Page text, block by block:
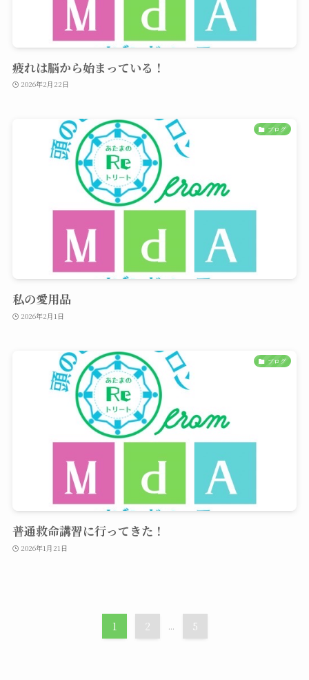
疲れは脳から始まっている！
2026年2月22日
ブログ
私の愛用品
2026年2月1日
ブログ
普通救命講習に行ってきた！
2026年1月21日
1 2 ... 5